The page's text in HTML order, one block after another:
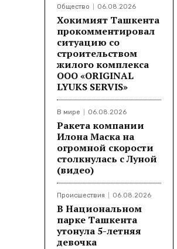
Общество 06.08.2026
Хокимият Ташкента
прокомментировал
ситуацию со
строительством
жилого комплекса
ООО «ORIGINAL
LYUKS SERVIS»
В мире 06.08.2026
Ракета компании
Илона Маска на
огромной скорости
столкнулась с Луной
(видео)
Происшествия 06.08.2026
В Национальном
парке Ташкента
утонула 5-летняя
девочка